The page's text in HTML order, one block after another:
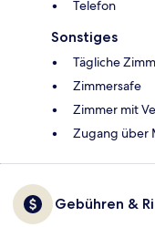
Telefon
Sonstiges
Tägliche
Zimmersafe
Zimmer mit
Zugang über
Gebühren &